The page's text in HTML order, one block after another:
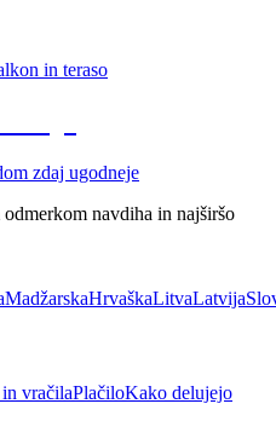
in teraso
zdaj ugodneje
navdiha in najširšo
MadžarskaHrvaškaLitvaLatvija
vračilaPlačiloKako delujejo